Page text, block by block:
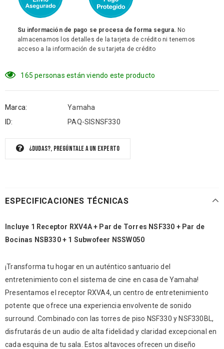
Su información de pago se procesa de forma segura. No
almacenamos los detalles de la tarjeta de crédito ni tenemos
acceso a la información de su tarjeta de crédito
165 personas están viendo este producto
Marca:
Yamaha
ID:
PAQ-SISNSF330
¿Dudas?, pregúntale a un experto
ESPECIFICACIONES TÉCNICAS
Incluye 1 Receptor RXV4A + Par de Torres NSF330 + Par de
Bocinas NSB330 + 1 Subwofeer NSSW050
¡Transforma tu hogar en un auténtico santuario del
entretenimiento con el sistema de cine en casa de Yamaha!
Presentamos el receptor RXVA4, un centro de entretenimiento
potente que ofrece una experiencia envolvente de sonido
surround. Combinado con las torres de piso NSF330 y NSF330BL,
disfrutarás de un audio de alta fidelidad y claridad excepcional en
cada esquina de tu sala. Estos altavoces ofrecen un diseño